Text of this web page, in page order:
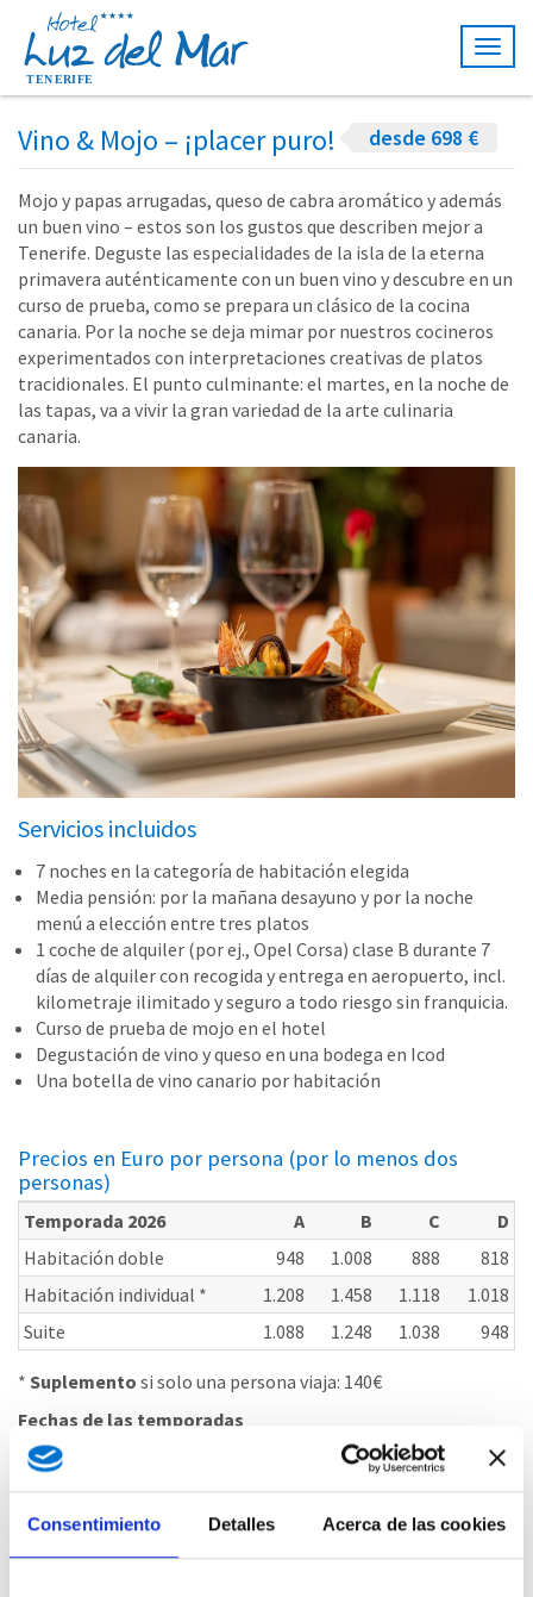
Consentimiento Detalles Acerca de las cookies
Vino & Mojo – ¡placer puro! desde 698 €
Mojo y papas arrugadas, queso de cabra aromático y además
un buen vino – estos son los gustos que describen mejor a
Tenerife. Deguste las especialidades de la isla de la eterna
primavera auténticamente con un buen vino y descubre en un
curso de prueba, como se prepara un clásico de la cocina
canaria. Por la noche se deja mimar por nuestros cocineros
experimentados con interpretaciones creativas de platos
tracidionales. El punto culminante: el martes, en la noche de
las tapas, va a vivir la gran variedad de la arte culinaria
canaria.
Servicios incluidos
7 noches en la categoría de habitación elegida
Media pensión: por la mañana desayuno y por la noche
menú a elección entre tres platos
1 coche de alquiler (por ej., Opel Corsa) clase B durante 7
días de alquiler con recogida y entrega en aeropuerto, incl.
kilometraje ilimitado y seguro a todo riesgo sin franquicia.
Curso de prueba de mojo en el hotel
Degustación de vino y queso en una bodega en Icod
Una botella de vino canario por habitación
Precios en Euro por persona (por lo menos dos
personas)
Temporada 2026 A B C
D
Habitación doble
948 1.008 888
818
Habitación individual *
1.208 1.458 1.118
1.018
Suite
1.088 1.248 1.038 948
* Suplemento si solo una persona viaja: 140€
Fechas de las temporadas
A:05.01.26 - 31.01.26 / 01.04.26 - 15.04.26 / 16.09.26 - 31.10.26
D:01.06.26 - 31.08.26